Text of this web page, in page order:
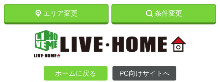
エリア変更 条件変更
ホームに戻る PC向けサイトへ